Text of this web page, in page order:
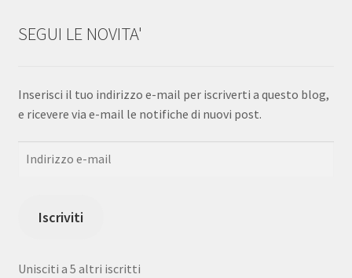
SEGUI LE NOVITA'
Inserisci il tuo indirizzo e-mail per iscriverti a questo blog,
e ricevere via e-mail le notifiche di nuovi post.
Iscriviti
Unisciti a 5 altri iscritti